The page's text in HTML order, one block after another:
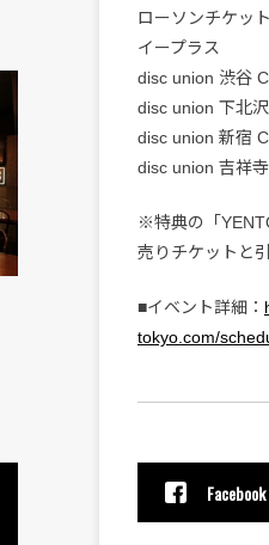
ローソンチケッ
イープラス
disc union 渋谷
disc union 下北
disc union 新宿
disc union 吉祥
※特典の「
売りチケットと
■イベント詳細：
tokyo.com/
Facebook